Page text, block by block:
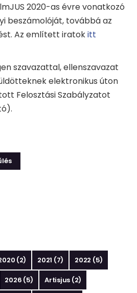
2020-as évre vonatkozó
beszámolóját, továbbá az
Az említett iratokitt
szavazattal, ellenszavazat
elektronikus úton
Felosztási Szabályzatot
(2) 2021 (7) 2022 (5)
2026 (5) Artisjus (2)